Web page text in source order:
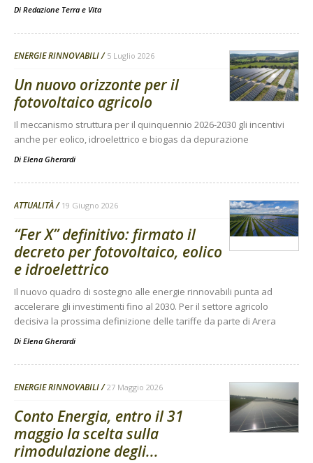
Di Redazione Terra e Vita
ENERGIE RINNOVABILI 5 Luglio 2026
Un nuovo orizzonte per il
fotovoltaico agricolo
Il meccanismo struttura per il quinquennio 2026-2030 gli incentivi
anche per eolico, idroelettrico e biogas da depurazione
Di Elena Gherardi
ATTUALITÀ 19 Giugno 2026
“Fer X” definitivo: firmato il
decreto per fotovoltaico, eolico
e idroelettrico
Il nuovo quadro di sostegno alle energie rinnovabili punta ad
accelerare gli investimenti fino al 2030. Per il settore agricolo
decisiva la prossima definizione delle tariffe da parte di Arera
Di Elena Gherardi
ENERGIE RINNOVABILI 27 Maggio 2026
Conto Energia, entro il 31
maggio la scelta sulla
rimodulazione degli...